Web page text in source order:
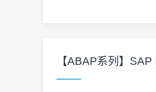
【ABAP系列】